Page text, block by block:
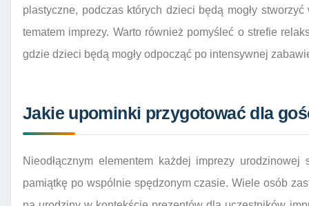
plastyczne, podczas których dzieci będą mogły
tematem imprezy. Warto również pomyśleć o strefie
gdzie dzieci będą mogły odpocząć po intensywnej
Jakie upominki przygotować dla
Nieodłącznym elementem każdej imprezy
pamiątkę po wspólnie spędzonym czasie. Wiele osób